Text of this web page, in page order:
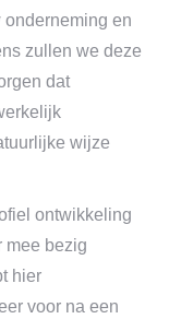
en
zullen we deze
dat
wijze
ontwikkeling
mee bezig
hier
voor na een